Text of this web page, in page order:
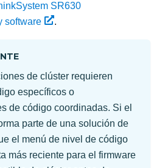
SR630
software .
de clúster requieren
específicos o
de código coordinadas. Si el
parte de una solución de
el menú de nivel de código
más reciente para el firmware